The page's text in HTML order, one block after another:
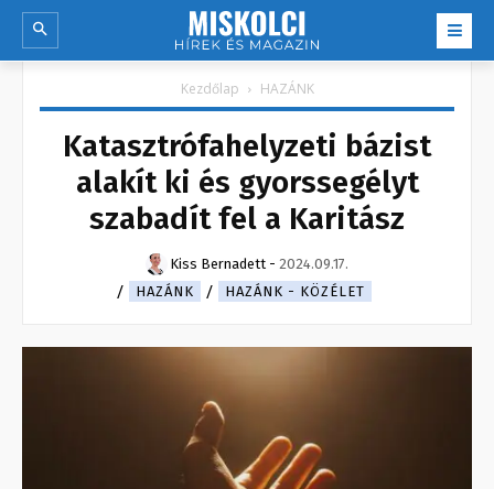
Kezdőlap HAZÁNK
Katasztrófahelyzeti bázist
alakít ki és gyorssegélyt
szabadít fel a Karitász
Kiss Bernadett - 2024.09.17.
HAZÁNK
HAZÁNK - KÖZÉLET